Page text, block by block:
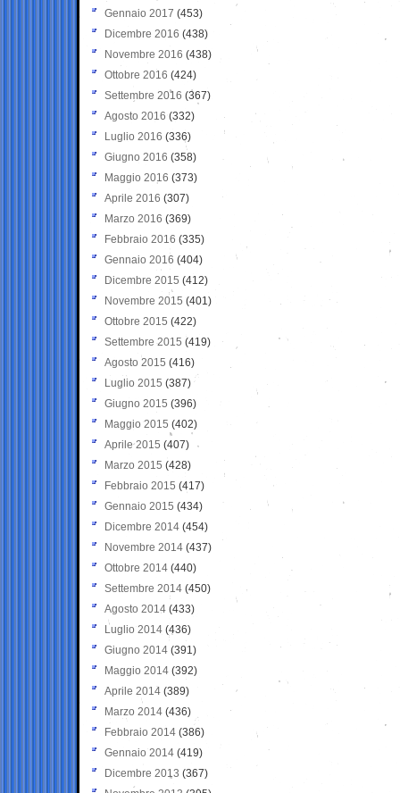
Gennaio 2017 (453)
Dicembre 2016 (438)
Novembre 2016 (438)
Ottobre 2016 (424)
Settembre 2016 (367)
Agosto 2016 (332)
Luglio 2016 (336)
Giugno 2016 (358)
Maggio 2016 (373)
Aprile 2016 (307)
Marzo 2016 (369)
Febbraio 2016 (335)
Gennaio 2016 (404)
Dicembre 2015 (412)
Novembre 2015 (401)
Ottobre 2015 (422)
Settembre 2015 (419)
Agosto 2015 (416)
Luglio 2015 (387)
Giugno 2015 (396)
Maggio 2015 (402)
Aprile 2015 (407)
Marzo 2015 (428)
Febbraio 2015 (417)
Gennaio 2015 (434)
Dicembre 2014 (454)
Novembre 2014 (437)
Ottobre 2014 (440)
Settembre 2014 (450)
Agosto 2014 (433)
Luglio 2014 (436)
Giugno 2014 (391)
Maggio 2014 (392)
Aprile 2014 (389)
Marzo 2014 (436)
Febbraio 2014 (386)
Gennaio 2014 (419)
Dicembre 2013 (367)